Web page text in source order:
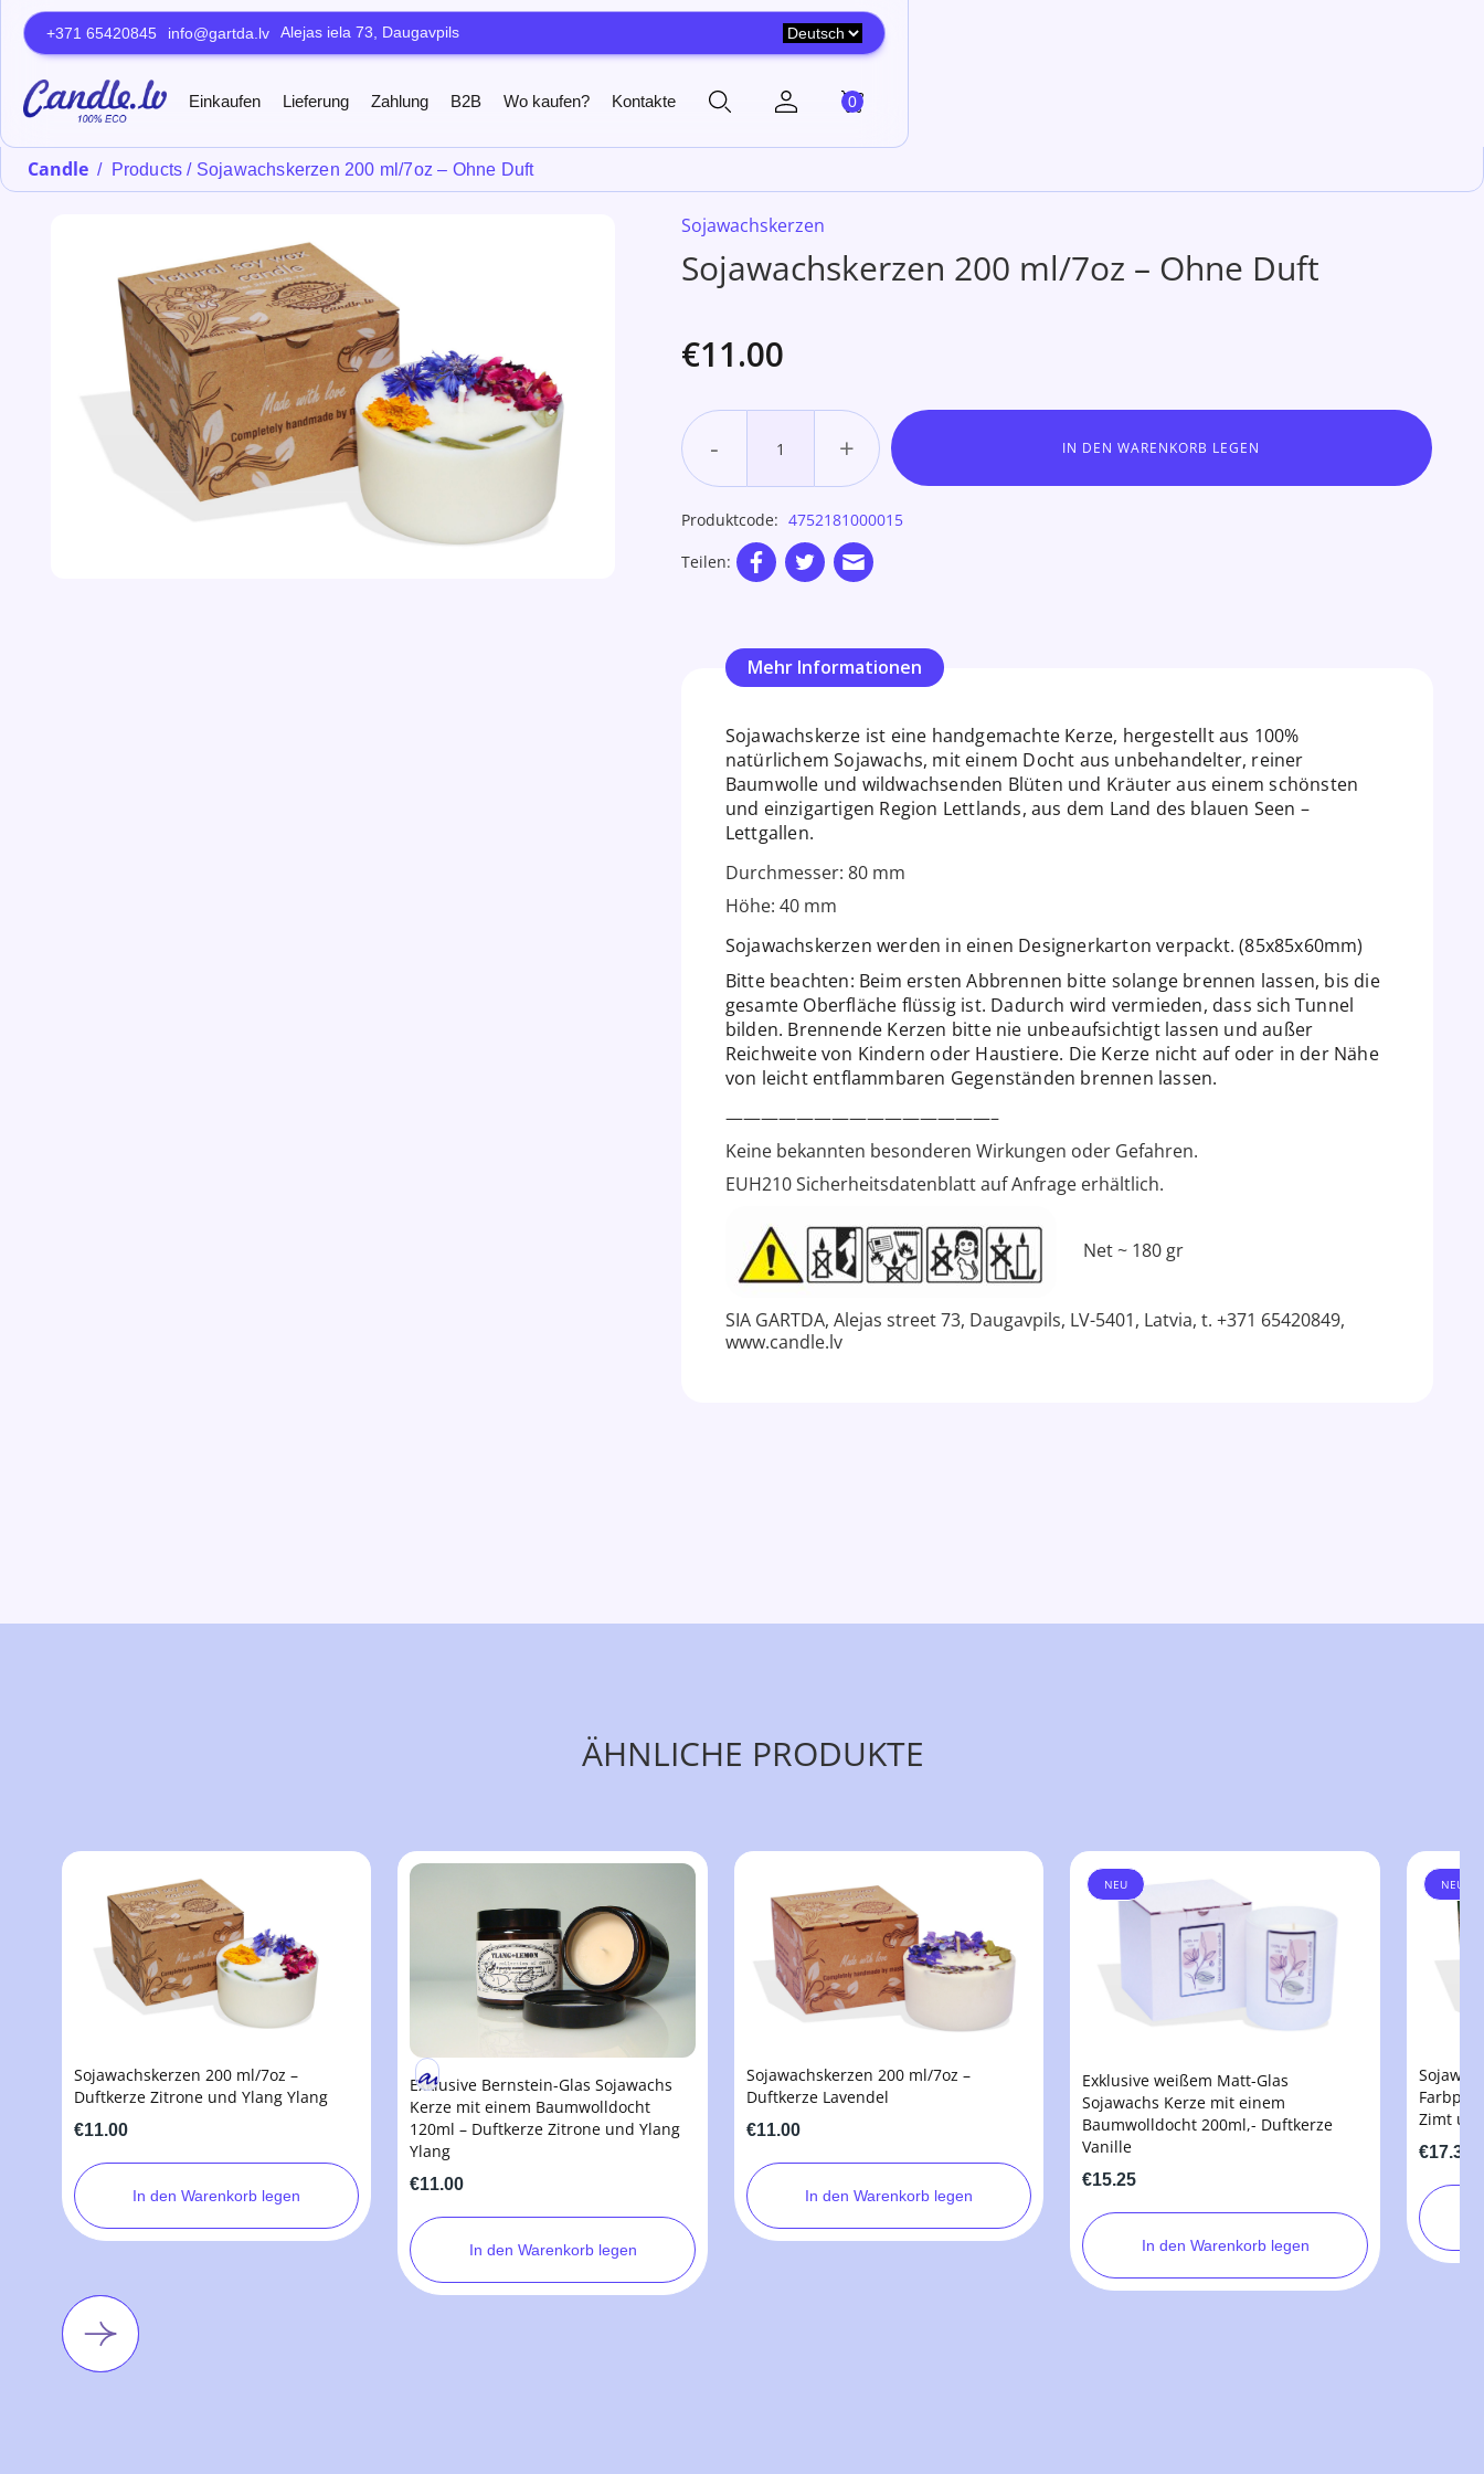
+371 65420845 info@gartda.lv Alejas iela 73, Daugavpils
Einkaufen Lieferung Zahlung B2B Wo kaufen? Kontakte 0
Candle / Products / Sojawachskerzen 200 ml/7oz – Ohne Duft
Sojawachskerzen
Sojawachskerzen 200 ml/7oz – Ohne Duft
€11.00
- +
Produktcode: 4752181000015
Teilen:
Mehr Informationen
Sojawachskerze ist eine handgemachte Kerze, hergestellt aus 100%
natürlichem Sojawachs, mit einem Docht aus unbehandelter, reiner
Baumwolle und wildwachsenden Blüten und Kräuter aus einem schönsten
und einzigartigen Region Lettlands, aus dem Land des blauen Seen –
Lettgallen.
Durchmesser: 80 mm
Höhe: 40 mm
Sojawachskerzen werden in einen Designerkarton verpackt. (85x85x60mm)
Bitte beachten: Beim ersten Abbrennen bitte solange brennen lassen, bis die
gesamte Oberfläche flüssig ist. Dadurch wird vermieden, dass sich Tunnel
bilden. Brennende Kerzen bitte nie unbeaufsichtigt lassen und außer
Reichweite von Kindern oder Haustiere. Die Kerze nicht auf oder in der Nähe
von leicht entflammbaren Gegenständen brennen lassen.
———————————————–
Keine bekannten besonderen Wirkungen oder Gefahren.
EUH210 Sicherheitsdatenblatt auf Anfrage erhältlich.
Net ~ 180 gr
SIA GARTDA, Alejas street 73, Daugavpils, LV-5401, Latvia, t. +371 65420849,
www.candle.lv
ÄHNLICHE PRODUKTE
Sojawachskerzen 200 ml/7oz –
Duftkerze Zitrone und Ylang Ylang
€11.00
Exklusive Bernstein-Glas Sojawachs
Kerze mit einem Baumwolldocht
120ml – Duftkerze Zitrone und Ylang
Ylang
€11.00
Sojawachskerzen 200 ml/7oz –
Duftkerze Lavendel
€11.00
NEU
Exklusive weißem Matt-Glas
Sojawachs Kerze mit einem
Baumwolldocht 200ml,- Duftkerze
Vanille
€15.25
NEU
Zimt
€17.35